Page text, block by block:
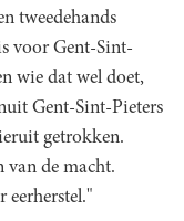
tweedehands
voor Gent-Sint-
wie dat wel doet,
Gent-Sint-Pieters
getrokken.
van de macht.
eerherstel."